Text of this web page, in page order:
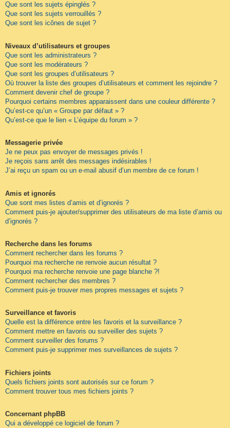
Que sont les sujets épinglés ?
Que sont les sujets verrouillés ?
Que sont les icônes de sujet ?
Niveaux d’utilisateurs et groupes
Que sont les administrateurs ?
Que sont les modérateurs ?
Que sont les groupes d’utilisateurs ?
Où trouver la liste des groupes d’utilisateurs et comment les rejoindre ?
Comment devenir chef de groupe ?
Pourquoi certains membres apparaissent dans une couleur différente ?
Qu’est-ce qu’un « Groupe par défaut » ?
Qu’est-ce que le lien « L’équipe du forum » ?
Messagerie privée
Je ne peux pas envoyer de messages privés !
Je reçois sans arrêt des messages indésirables !
J’ai reçu un spam ou un e-mail abusif d’un membre de ce forum !
Amis et ignorés
Que sont mes listes d’amis et d’ignorés ?
Comment puis-je ajouter/supprimer des utilisateurs de ma liste d’amis ou
d’ignorés ?
Recherche dans les forums
Comment rechercher dans les forums ?
Pourquoi ma recherche ne renvoie aucun résultat ?
Pourquoi ma recherche renvoie une page blanche ?!
Comment rechercher des membres ?
Comment puis-je trouver mes propres messages et sujets ?
Surveillance et favoris
Quelle est la différence entre les favoris et la surveillance ?
Comment mettre en favoris ou surveiller des sujets ?
Comment surveiller des forums ?
Comment puis-je supprimer mes surveillances de sujets ?
Fichiers joints
Quels fichiers joints sont autorisés sur ce forum ?
Comment trouver tous mes fichiers joints ?
Concernant phpBB
Qui a développé ce logiciel de forum ?